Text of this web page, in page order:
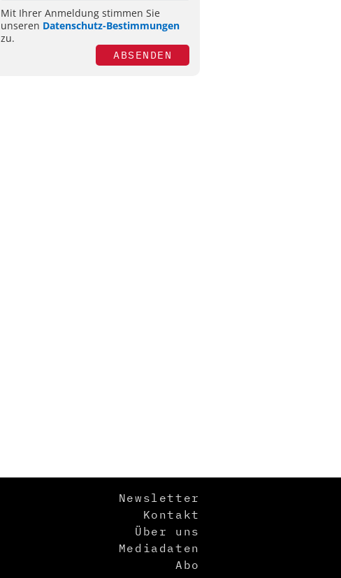
Mit Ihrer Anmeldung stimmen Sie
unseren Datenschutz-Bestimmungen
zu.
ABSENDEN
Newsletter
Kontakt
Über uns
Mediadaten
Abo